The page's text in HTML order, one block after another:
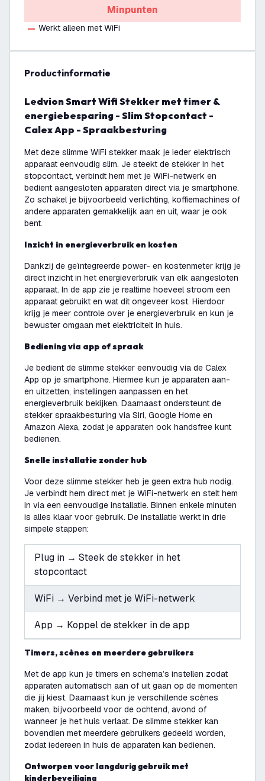
Minpunten
Werkt alleen met WiFi
productinformatie
Ledvion Smart Wifi Stekker met timer &
energiebesparing - Slim Stopcontact -
Calex App - Spraakbesturing
Met deze slimme WiFi stekker maak je ieder elektrisch
apparaat eenvoudig slim. Je steekt de stekker in het
stopcontact, verbindt hem met je WiFi-netwerk en
bedient aangesloten apparaten direct via je smartphone.
Zo schakel je bijvoorbeeld verlichting, koffiemachines of
andere apparaten gemakkelijk aan en uit, waar je ook
bent.
Inzicht in energieverbruik en kosten
Dankzij de geïntegreerde power- en kostenmeter krijg je
direct inzicht in het energieverbruik van elk aangesloten
apparaat. In de app zie je realtime hoeveel stroom een
apparaat gebruikt en wat dit ongeveer kost. Hierdoor
krijg je meer controle over je energieverbruik en kun je
bewuster omgaan met elektriciteit in huis.
Bediening via app of spraak
Je bedient de slimme stekker eenvoudig via de Calex
App op je smartphone. Hiermee kun je apparaten aan-
en uitzetten, instellingen aanpassen en het
energieverbruik bekijken. Daarnaast ondersteunt de
stekker spraakbesturing via Siri, Google Home en
Amazon Alexa, zodat je apparaten ook handsfree kunt
bedienen.
Snelle installatie zonder hub
Voor deze slimme stekker heb je geen extra hub nodig.
Je verbindt hem direct met je WiFi-netwerk en stelt hem
in via een eenvoudige installatie. Binnen enkele minuten
is alles klaar voor gebruik. De installatie werkt in drie
simpele stappen:
Plug in → Steek de stekker in het
stopcontact
WiFi → Verbind met je WiFi-netwerk
App → Koppel de stekker in de app
Timers, scènes en meerdere gebruikers
Met de app kun je timers en schema’s instellen zodat
apparaten automatisch aan of uit gaan op de momenten
die jij kiest. Daarnaast kun je verschillende scènes
maken, bijvoorbeeld voor de ochtend, avond of
wanneer je het huis verlaat. De slimme stekker kan
bovendien met meerdere gebruikers gedeeld worden,
zodat iedereen in huis de apparaten kan bedienen.
Ontworpen voor langdurig gebruik met
kinderbeveiliging